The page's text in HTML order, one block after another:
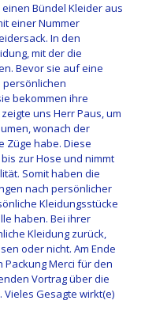
Bündel Kleider aus
einer Nummer
In den
mit der die
Bevor sie auf eine
persönlichen
bekommen ihre
uns Herr Paus, um
wonach der
Züge habe. Diese
zur Hose und nimmt
Somit haben die
nach persönlicher
Kleidungsstücke
haben. Bei ihrer
Kleidung zurück,
oder nicht. Am Ende
Merci für den
Vortrag über die
Gesagte wirkt(e)